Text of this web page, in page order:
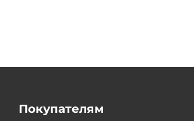
Покупателям